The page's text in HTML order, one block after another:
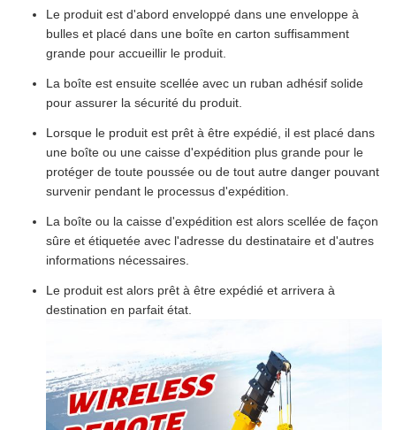
Le produit est d'abord enveloppé dans une enveloppe à
bulles et placé dans une boîte en carton suffisamment
grande pour accueillir le produit.
La boîte est ensuite scellée avec un ruban adhésif solide
pour assurer la sécurité du produit.
Lorsque le produit est prêt à être expédié, il est placé dans
une boîte ou une caisse d'expédition plus grande pour le
protéger de toute poussée ou de tout autre danger pouvant
survenir pendant le processus d'expédition.
La boîte ou la caisse d'expédition est alors scellée de façon
sûre et étiquetée avec l'adresse du destinataire et d'autres
informations nécessaires.
Le produit est alors prêt à être expédié et arrivera à
destination en parfait état.